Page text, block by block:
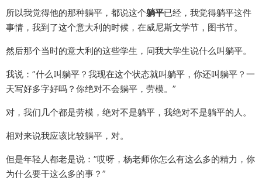
所以我觉得他的那种躺平，都说这个躺平已经，我觉得躺平这件
事情，我到了这个意大利的时候，在威尼斯文学节，图书节。
然后那个当时的意大利的这些学生，问我大学生说什么叫躺平。
我说：”什么叫躺平？我现在这个状态就叫躺平，你还叫躺平？一
天写好多字好吗？你绝对不会躺平，劳模。”
对，我们几个都是劳模，绝对不是躺平，我绝对不是躺平的人。
相对来说我应该比较躺平，对。
但是年轻人都老是说：”哎呀，杨老师你怎么有这么多的精力，你
为什么要干这么多的事？”